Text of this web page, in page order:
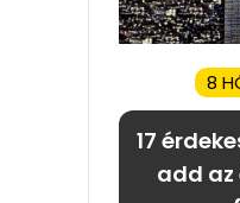
8
17
add